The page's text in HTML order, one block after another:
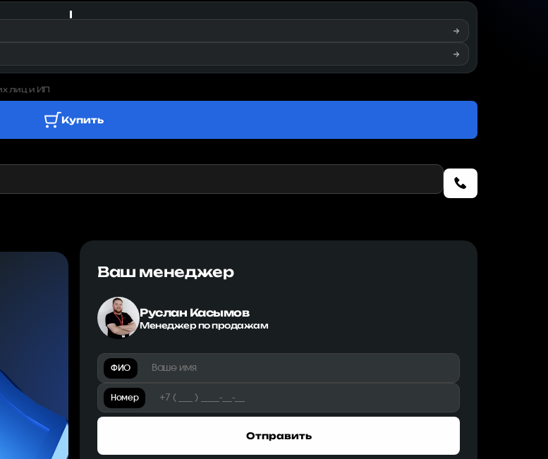
лиц и ИП
Купить
Ваш менеджер
Руслан Касымов
Менеджер по продажам
ФИО
Номер
Отправить